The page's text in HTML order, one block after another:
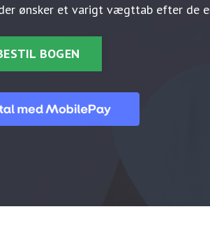
ønsker et varigt vægttab efter de
BOGEN